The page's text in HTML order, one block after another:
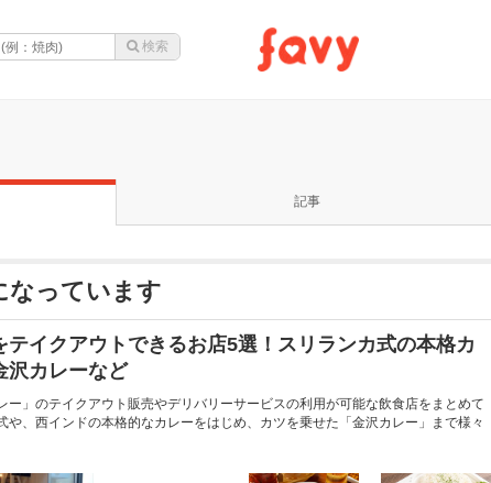
記事
なっています
テイクアウトできるお店5選！スリランカ式の本格カ
沢カレーなど
ー」のテイクアウト販売やデリバリーサービスの利用が可能な飲食店をまとめて
や、西インドの本格的なカレーをはじめ、カツを乗せた「金沢カレー」まで様々